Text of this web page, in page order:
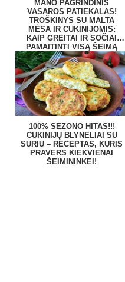
MANO PAGRINDINIS
VASAROS PATIEKALAS!
TROŠKINYS SU MALTA
MĖSA IR CUKINIJOMIS:
KAIP GREITAI IR SOČIAI
PAMAITINTI VISĄ ŠEIMĄ
100% SEZONO HITAS!!!
CUKINIJŲ BLYNELIAI SU
SŪRIU – RECEPTAS, KURIS
PRAVERS KIEKVIENAI
ŠEIMININKEI!